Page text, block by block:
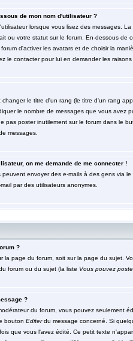
de mon nom d'utilisateur ?
lorsque vous lisez des messages.
ou votre statut sur le forum. En-dessous
d'activer les avatars et de choisir la
le contacter pour lui en demander les
le titre d'un rang (le titre d'un rang
le nombre de messages que vous avez
pas poster inutilement sur le forum dans le
messages.
on me demande de me connecter !
envoyer des e-mails à des gens via
par des utilisateurs anonymes.
?
la page du forum, soit sur la page du sujet.
forum ou du sujet (la liste Vous pouvez
?
du forum, vous pouvez seulement
bouton Editerdu message concerné. Si
que vous l'avez édité. Ce petit texte